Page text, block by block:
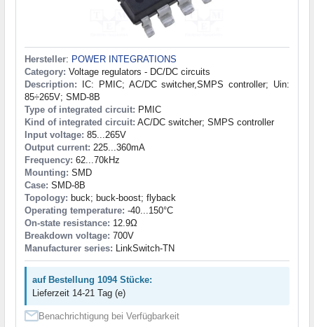
Hersteller: POWER INTEGRATIONS
Category: Voltage regulators - DC/DC circuits
Description: IC: PMIC; AC/DC switcher,SMPS controller; Uin:
85÷265V; SMD-8B
Type of integrated circuit: PMIC
Kind of integrated circuit: AC/DC switcher; SMPS controller
Input voltage: 85...265V
Output current: 225...360mA
Frequency: 62...70kHz
Mounting: SMD
Case: SMD-8B
Topology: buck; buck-boost; flyback
Operating temperature: -40...150°C
On-state resistance: 12.9Ω
Breakdown voltage: 700V
Manufacturer series: LinkSwitch-TN
auf Bestellung 1094 Stücke:
Lieferzeit 14-21 Tag (e)
Benachrichtigung bei Verfügbarkeit